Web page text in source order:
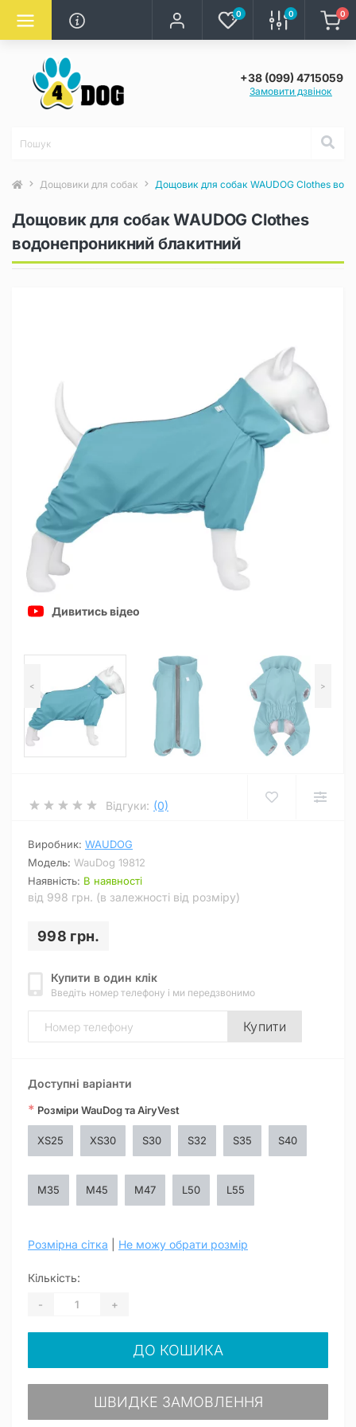
0 0 0
+38 (099) 4715059
Замовити дзвінок
Дощовики для собак Дощовик для собак WAUDOG Clothes
Дощовик для собак WAUDOG Clothes
водонепроникний блакитний
Дивитись відео
< >
Відгуки: (0)
Виробник: WAUDOG
Модель: WauDog 19812
Наявність: В наявності
від 998 грн. (в залежності від розміру)
998 грн.
Купити в один клік
Введіть номер телефону і ми передзвонимо
Купити
Доступні варіанти
* Розміри WauDog та AiryVest
XS25 XS30 S30 S32 S35 S40
M35 M45 M47 L50 L55
Розмірна сітка Не можу обрати розмір
Кількість:
- +
ДО КОШИКА
ШВИДКЕ ЗАМОВЛЕННЯ